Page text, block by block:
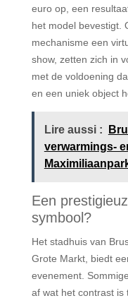
euro op, een
het model bevestigt.
mechanisme een
show, zetten zich in
met de voldoening
en een uniek object
Lire aussi :
verwarmings-
Een
symbool?
Het stadhuis van
Grote Markt, biedt
evenement.
af wat het contrast is